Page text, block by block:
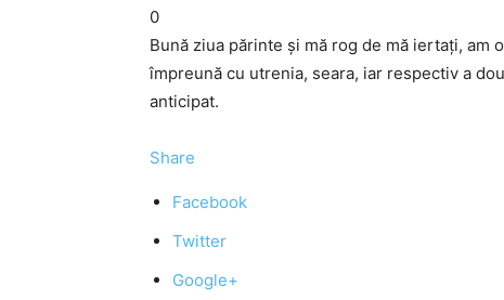
0
Bună ziua părinte și mă rog de mă iertați, am
împreună cu utrenia, seara, iar respectiv a
anticipat.
Share
Facebook
Twitter
Google+